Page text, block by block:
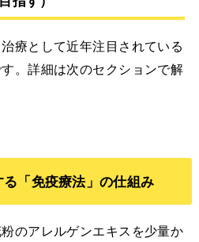
療として近年注目されている
。詳細は次のセクションで解
「免疫療法」の仕組み
のアレルゲンエキスを少量か